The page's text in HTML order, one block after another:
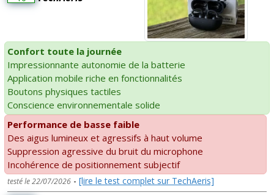
Confort toute la journée
Impressionnante autonomie de la batterie
Application mobile riche en fonctionnalités
Boutons physiques tactiles
Conscience environnementale solide
Performance de basse faible
Des aigus lumineux et agressifs à haut volume
Suppression agressive du bruit du microphone
Incohérence de positionnement subjectif
testé le 22/07/2026 - [lire le test complet sur TechAeris]